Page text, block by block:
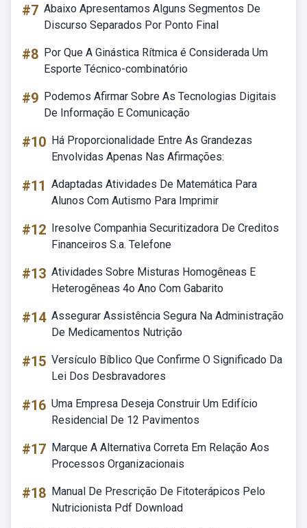
#7 Abaixo Apresentamos Alguns Segmentos De
Discurso Separados Por Ponto Final
#8 Por Que A Ginástica Rítmica é Considerada Um
Esporte Técnico-combinatório
#9 Podemos Afirmar Sobre As Tecnologias Digitais
De Informação E Comunicação
#10 Há Proporcionalidade Entre As Grandezas
Envolvidas Apenas Nas Afirmações:
#11 Adaptadas Atividades De Matemática Para
Alunos Com Autismo Para Imprimir
#12 Iresolve Companhia Securitizadora De Creditos
Financeiros S.a. Telefone
#13 Atividades Sobre Misturas Homogêneas E
Heterogêneas 4o Ano Com Gabarito
#14 Assegurar Assistência Segura Na Administração
De Medicamentos Nutrição
#15 Versículo Bíblico Que Confirme O Significado Da
Lei Dos Desbravadores
#16 Uma Empresa Deseja Construir Um Edifício
Residencial De 12 Pavimentos
#17 Marque A Alternativa Correta Em Relação Aos
Processos Organizacionais
#18 Manual De Prescrição De Fitoterápicos Pelo
Nutricionista Pdf Download